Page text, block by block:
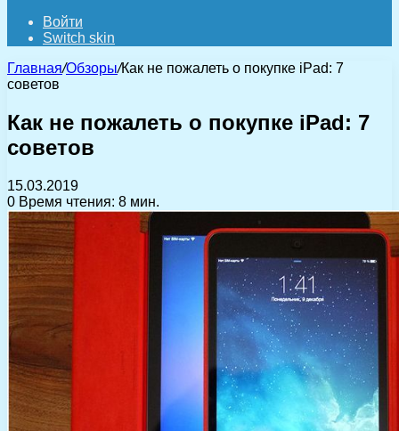
Войти
Switch skin
Главная/Обзоры/Как не пожалеть о покупке iPad: 7
советов
Как не пожалеть о покупке iPad: 7
советов
15.03.2019
0 Время чтения: 8 мин.